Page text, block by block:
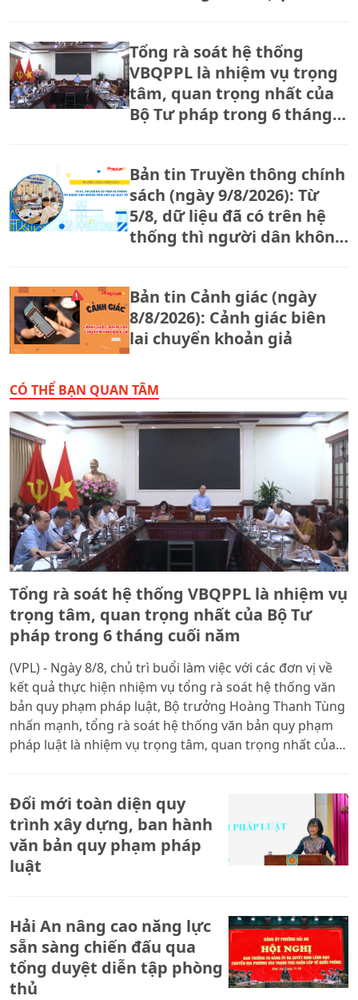
Tổng rà soát hệ thống
VBQPPL là nhiệm vụ trọng
tâm, quan trọng nhất của
Bộ Tư pháp trong 6 tháng
Bản tin Truyền thông chính
sách (ngày 9/8/2026): Từ
5/8, dữ liệu đã có trên hệ
thống thì người dân không
Bản tin Cảnh giác (ngày
8/8/2026): Cảnh giác biên
lai chuyển khoản giả
CÓ THỂ BẠN QUAN TÂM
Tổng rà soát hệ thống VBQPPL là nhiệm vụ
trọng tâm, quan trọng nhất của Bộ Tư
pháp trong 6 tháng cuối năm
(VPL) - Ngày 8/8, chủ trì buổi làm việc với các đơn vị về
kết quả thực hiện nhiệm vụ tổng rà soát hệ thống văn
bản quy phạm pháp luật, Bộ trưởng Hoàng Thanh Tùng
nhấn mạnh, tổng rà soát hệ thống văn bản quy phạm
pháp luật là nhiệm vụ trọng tâm, quan trọng nhất của
toàn ngành phải tập trung cao độ, bảo đảm các mốc
tiến độ đã được xác định bởi đây là những mốc thời
gian không thể trì hoãn. Cùng dự có Thứ trưởng Đặng
Hoàng Oanh.
Đổi mới toàn diện quy
trình xây dựng, ban hành
văn bản quy phạm pháp
luật
Hải An nâng cao năng lực
sẵn sàng chiến đấu qua
tổng duyệt diễn tập phòng
thủ